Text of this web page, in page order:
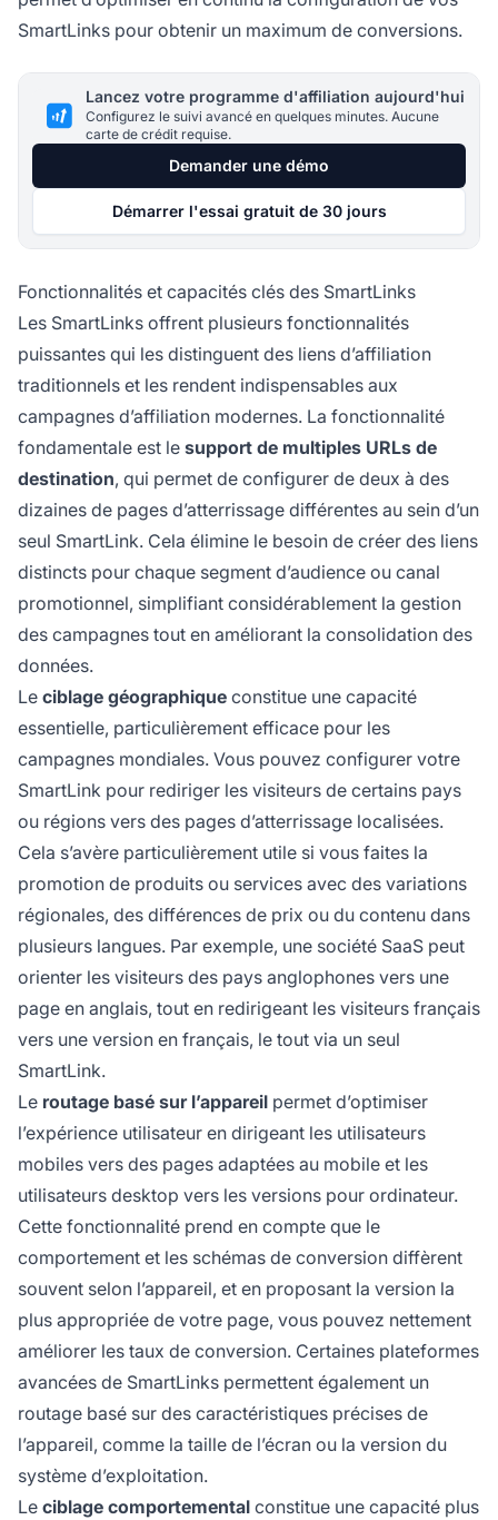
SmartLinks pour obtenir un maximum de conversions.
Lancez votre programme d'affiliation aujourd'hui
Configurez le suivi avancé en quelques minutes. Aucune
carte de crédit requise.
Demander une démo
Démarrer l'essai gratuit de 30 jours
Fonctionnalités et capacités clés des SmartLinks
Les SmartLinks offrent plusieurs fonctionnalités
puissantes qui les distinguent des liens d’affiliation
traditionnels et les rendent indispensables aux
campagnes d’affiliation modernes. La fonctionnalité
fondamentale est le support de multiples URLs de
destination, qui permet de configurer de deux à des
dizaines de pages d’atterrissage différentes au sein d’un
seul SmartLink. Cela élimine le besoin de créer des liens
distincts pour chaque segment d’audience ou canal
promotionnel, simplifiant considérablement la gestion
des campagnes tout en améliorant la consolidation des
données.
Le ciblage géographique constitue une capacité
essentielle, particulièrement efficace pour les
campagnes mondiales. Vous pouvez configurer votre
SmartLink pour rediriger les visiteurs de certains pays
ou régions vers des pages d’atterrissage localisées.
Cela s’avère particulièrement utile si vous faites la
promotion de produits ou services avec des variations
régionales, des différences de prix ou du contenu dans
plusieurs langues. Par exemple, une société SaaS peut
orienter les visiteurs des pays anglophones vers une
page en anglais, tout en redirigeant les visiteurs français
vers une version en français, le tout via un seul
SmartLink.
Le routage basé sur l’appareil permet d’optimiser
l’expérience utilisateur en dirigeant les utilisateurs
mobiles vers des pages adaptées au mobile et les
utilisateurs desktop vers les versions pour ordinateur.
Cette fonctionnalité prend en compte que le
comportement et les schémas de conversion diffèrent
souvent selon l’appareil, et en proposant la version la
plus appropriée de votre page, vous pouvez nettement
améliorer les taux de conversion. Certaines plateformes
avancées de SmartLinks permettent également un
routage basé sur des caractéristiques précises de
l’appareil, comme la taille de l’écran ou la version du
système d’exploitation.
Le ciblage comportemental constitue une capacité plus